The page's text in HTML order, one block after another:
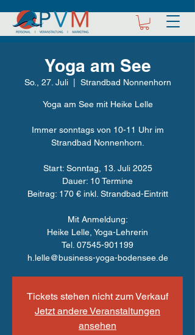
Yoga am See
So., 27. Juli
  |
Strandbad Nonnenhorn
Yoga am See mit Heike Lelle
Immer sonntags von 10-11 Uhr im
Strandbad Nonnenhorn.
Start: Sonntag, 13. Juli 2025
Dauer: 10 Termine
Beitrag: 170 € inkl. Strandbad-Eintritt
Mit Anmeldung:
Heike Lelle, Yoga-Lehrerin
Tel. 07545-901199
h.lelle@business-yoga-bodensee.de
Tickets stehen nicht zum Verkauf
Jetzt andere Veranstaltungen
ansehen